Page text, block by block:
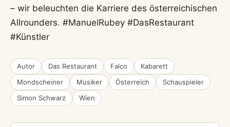
Als erfahrener Online-Redakteur und SEO-Experte
mit einem Fokus auf Kultur und Entertainment
verfolge ich die Karrieren von Persönlichkeiten wie
basieren auf sorgfältig geprüften Fakten und
vertrauenswürdigen Quellen, um unseren Lesern
stets fundierte und aktuelle Informationen zu
bieten. Mein Ziel ist es, die E-E-A-T-Richtlinien
von Google durch qualitativ hochwertigen und